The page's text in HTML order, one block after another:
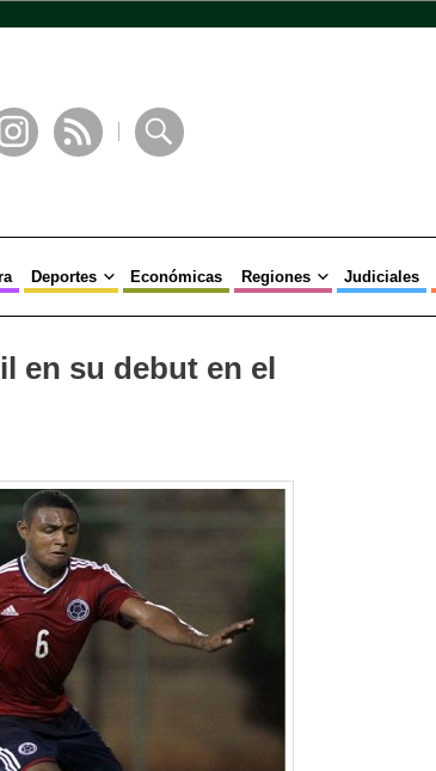
Deportes Económicas Regiones Judiciales
en su debut en el